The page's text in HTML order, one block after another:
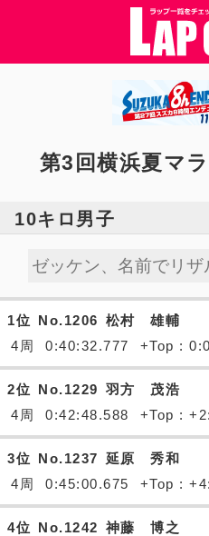
第3回横浜夏マ
10キロ男子
1位 No.1206 松村 雄輔
4周
0:40:32.777 +Top :
2位 No.1229 羽方 茂浩
4周
0:42:48.588 +Top :
3位 No.1237 延原 秀和
4周
0:45:00.675 +Top :
4位 No.1242 神藤 博之